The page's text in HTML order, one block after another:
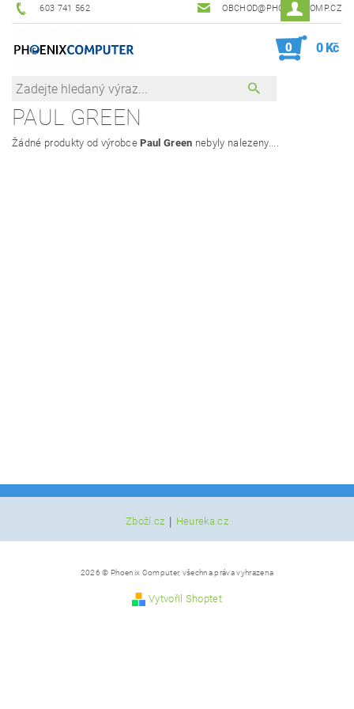
603 741 562 OBCHOD@PHOENIXCOMP.CZ
0 0 Kč
PAUL GREEN
Žádné produkty od výrobcePaul Green nebyly nalezeny....
Zboží.cz | Heureka.cz
2026 © Phoenix Computer, všechna práva vyhrazena
Vytvořil Shoptet